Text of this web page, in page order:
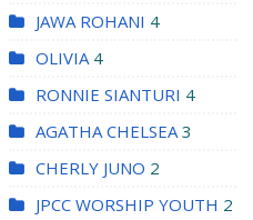
JAWA ROHANI 4
OLIVIA 4
RONNIE SIANTURI 4
AGATHA CHELSEA 3
CHERLY JUNO 2
JPCC WORSHIP YOUTH 2